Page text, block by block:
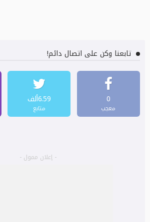
تابعنا وكن على اتصال دائم!
0
معجب
6.59ألف
متابع
- إعلان ممول -